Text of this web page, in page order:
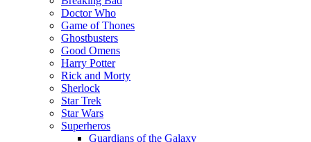
Doctor Who
Game of Thones
Ghostbusters
Good Omens
Harry Potter
Rick and Morty
Sherlock
Star Trek
Star Wars
Superheros
Guardians of the Galaxy